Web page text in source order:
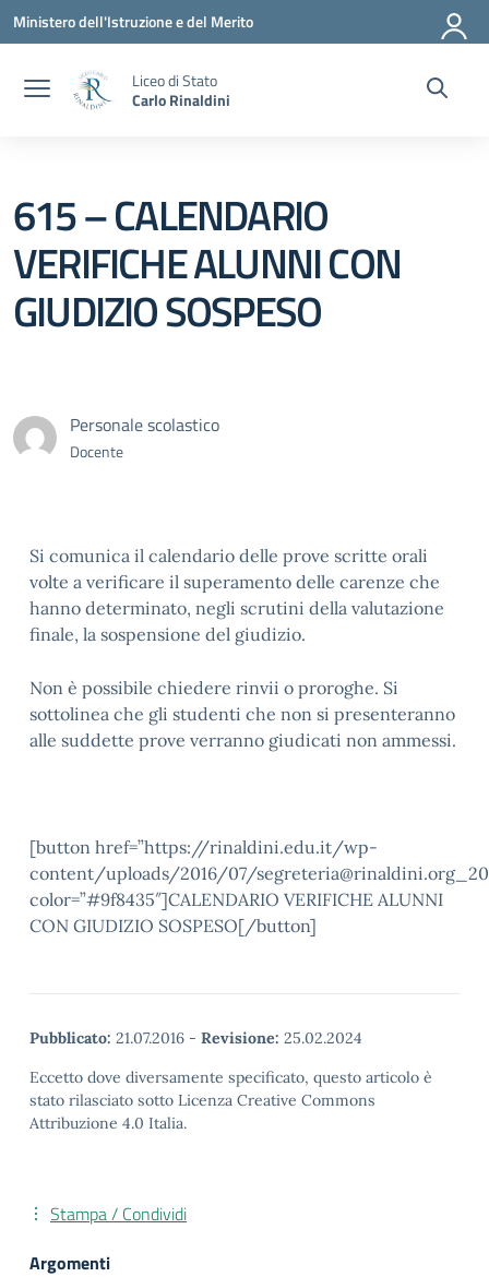
Vai ai contenuti
Vai al menu di navigazione
Vai al footer
Ministero dell'Istruzione e del Merito
Liceo di Stato
Carlo Rinaldini
615 – CALENDARIO
VERIFICHE ALUNNI CON
GIUDIZIO SOSPESO
Personale scolastico
Docente
Si comunica il calendario delle prove scritte orali
volte a verificare il superamento delle carenze che
hanno determinato, negli scrutini della valutazione
finale, la sospensione del giudizio.
Non è possibile chiedere rinvii o proroghe. Si
sottolinea che gli studenti che non si presenteranno
alle suddette prove verranno giudicati non ammessi.
[button href=”https://rinaldini.edu.it/wp-
content/uploads/2016/07/
color=”#9f8435″]CALENDARIO VERIFICHE ALUNNI
CON GIUDIZIO SOSPESO[/button]
Pubblicato: 21.07.2016 - Revisione: 25.02.2024
Eccetto dove diversamente specificato, questo articolo è
stato rilasciato sotto Licenza Creative Commons
Attribuzione 4.0 Italia.
Stampa / Condividi
Argomenti